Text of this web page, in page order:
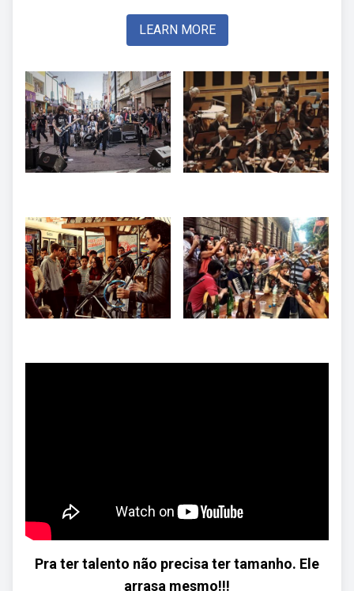
LEARN MORE
Pra ter talento não precisa ter tamanho. Ele
arrasa mesmo!!!